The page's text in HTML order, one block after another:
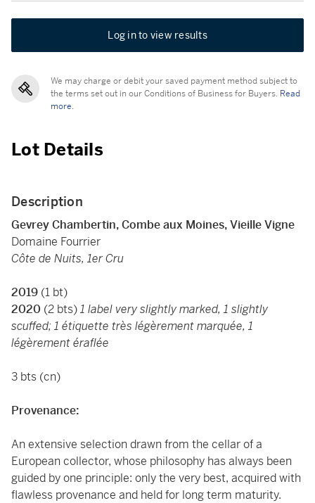
Log in to view results
We may charge or debit your saved payment method subject to
the terms set out in our Conditions of Business for Buyers. Read
more.
Lot Details
Description
Gevrey Chambertin, Combe aux Moines, Vieille Vigne
Domaine Fourrier
Côte de Nuits, 1er Cru
2019 (1 bt)
2020 (2 bts)1 label very slightly marked, 1 slightly
scuffed; 1 étiquette très légèrement marquée, 1
légèrement éraflée
3 bts (cn)
Provenance:
An extensive selection drawn from the cellar of a
European collector, whose philosophy has always been
guided by one principle: only the very best, acquired with
flawless provenance and held for long term maturity.